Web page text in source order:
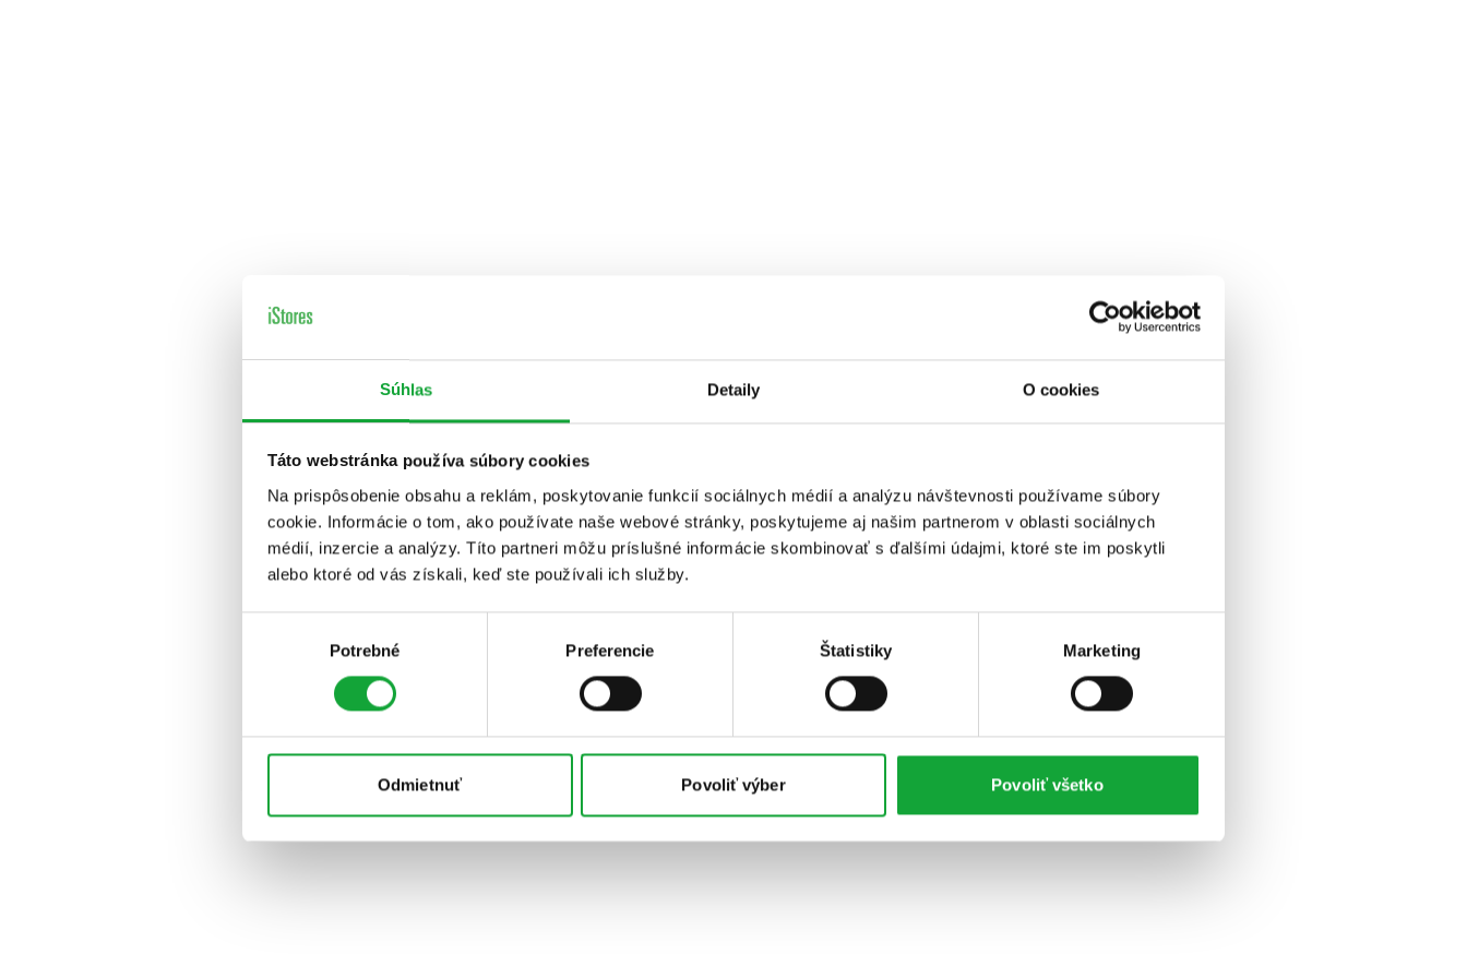
Súhlas Detaily O cookies
Táto webstránka používa súbory cookies
Na prispôsobenie obsahu a reklám, poskytovanie funkcií sociálnych médií a analýzu návštevnosti používame súbory
cookie. Informácie o tom, ako používate naše webové stránky, poskytujeme aj našim partnerom v oblasti sociálnych
médií, inzercie a analýzy. Títo partneri môžu príslušné informácie skombinovať s ďalšími údajmi, ktoré ste im poskytli
alebo ktoré od vás získali, keď ste používali ich služby.
Potrebné Preferencie Štatistiky Marketing
Odmietnuť Povoliť výber Povoliť všetko